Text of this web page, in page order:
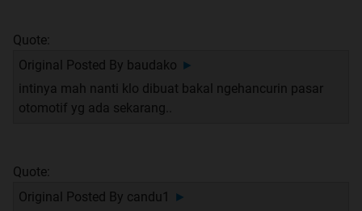
Quote:
Original Posted By baudako ►
intinya mah nanti klo dibuat bakal ngehancurin pasar
otomotif yg ada sekarang..
Quote:
Original Posted By candu1
►